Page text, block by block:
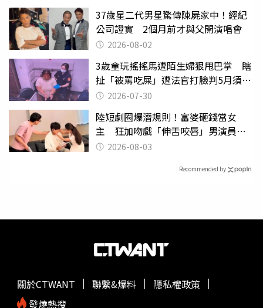
37歲星二代男星驚傳陳屍家中！經紀
公司證實 2個月前才與父開演唱會
2026-08-02
3歲童玩搖搖馬遭陌生婦狠甩巴掌 瞎
扯「被罵吃屎」遭法官打臉判5月須入
監 2026-07-30
陸短劇圈爆潛規則！富婆砸錢當女
主 狂加吻戲「伸舌咬唇」男演員崩
潰 2026-08-03
Recommended by
關於CTWANT 聯繫&爆料
隱私權政策
發燒熱搜